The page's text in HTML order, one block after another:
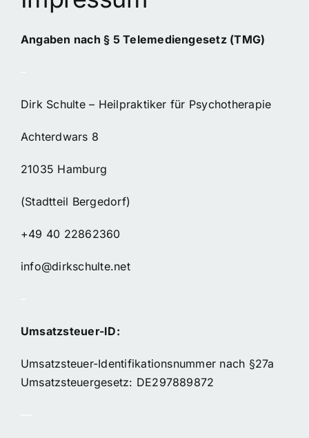
Paartherapie
Kontakt
Angaben nach § 5 Telemediengesetz (TMG)
Dirk Schulte – Heilpraktiker für Psychotherapie
Achterdwars 8
21035 Hamburg
(Stadtteil Bergedorf)
+49 40 22862360
info@dirkschulte.net
Umsatzsteuer-ID:
Umsatzsteuer-Identifikationsnummer nach §27a
Umsatzsteuergesetz: DE297889872